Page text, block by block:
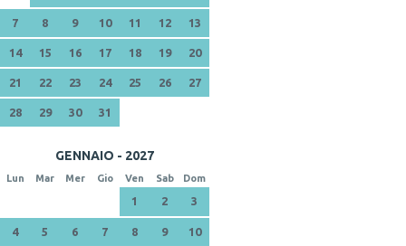
7 8 9 10 11 12 13
14 15 16 17 18 19 20
21 22 23 24 25 26 27
28 29 30 31
GENNAIO - 2027
Lun Mar Mer Gio Ven Sab Dom
1 2 3
4 5 6 7 8 9 10